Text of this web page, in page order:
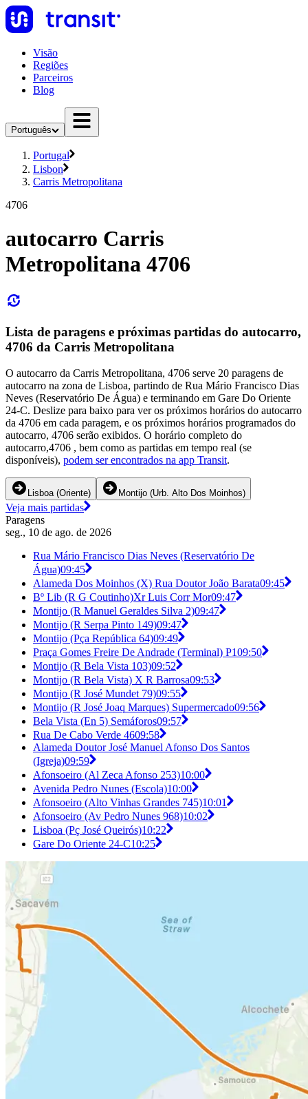
Visão
Regiões
Parceiros
Blog
Português
Portugal
Lisbon
Carris Metropolitana
4706
autocarro Carris
Metropolitana 4706
Lista de paragens e próximas partidas do autocarro,
4706 da Carris Metropolitana
O autocarro da Carris Metropolitana, 4706 serve 20 paragens de
autocarro na zona de Lisboa, partindo de Rua Mário Francisco Dias
Neves (Reservatório De Água) e terminando em Gare Do Oriente
24-C. Deslize para baixo para ver os próximos horários do autocarro
da 4706 em cada paragem, e os próximos horários programados do
autocarro, 4706 serão exibidos. O horário completo do
autocarro,4706 , bem como as partidas em tempo real (se
disponíveis), podem ser encontrados na app Transit.
Lisboa (Oriente) Montijo (Urb. Alto Dos Moinhos)
Veja mais partidas
Paragens
seg., 10 de ago. de 2026
Rua Mário Francisco Dias Neves (Reservatório De
Água)09:45
Alameda Dos Moinhos (X) Rua Doutor João Barata09:45
Bº Lib (R G Coutinho)Xr Luis Corr Mor09:47
Montijo (R Manuel Geraldes Silva 2)09:47
Montijo (R Serpa Pinto 149)09:47
Montijo (Pça República 64)09:49
Praça Gomes Freire De Andrade (Terminal) P109:50
Montijo (R Bela Vista 103)09:52
Montijo (R Bela Vista) X R Barrosa09:53
Montijo (R José Mundet 79)09:55
Montijo (R José Joaq Marques) Supermercado09:56
Bela Vista (En 5) Semáforos09:57
Rua De Cabo Verde 4609:58
Alameda Doutor José Manuel Afonso Dos Santos
(Igreja)09:59
Afonsoeiro (Al Zeca Afonso 253)10:00
Avenida Pedro Nunes (Escola)10:00
Afonsoeiro (Alto Vinhas Grandes 745)10:01
Afonsoeiro (Av Pedro Nunes 968)10:02
Lisboa (Pç José Queirós)10:22
Gare Do Oriente 24-C10:25